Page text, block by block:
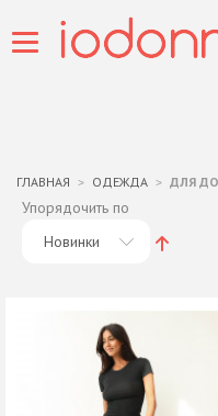
ГЛАВНАЯ ОДЕЖДА ДЛЯ
Упорядочить по
Новинки